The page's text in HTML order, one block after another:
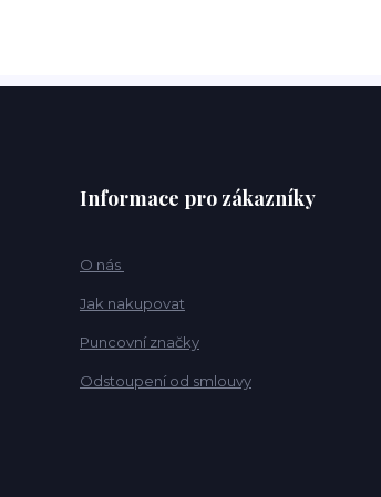
Informace pro zákazníky
O nás
Jak nakupovat
Puncovní značky
Odstoupení od smlouvy